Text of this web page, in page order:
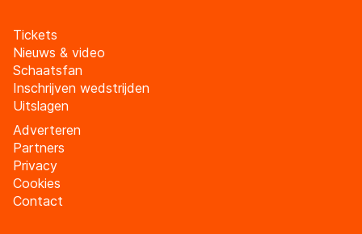
Tickets
Nieuws & video
Schaatsfan
Inschrijven wedstrijden
Uitslagen
Adverteren
Partners
Privacy
Cookies
Contact